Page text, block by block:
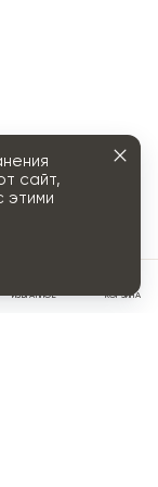
ИЗБРАННОЕ КОРЗИНА
сайт,
этими